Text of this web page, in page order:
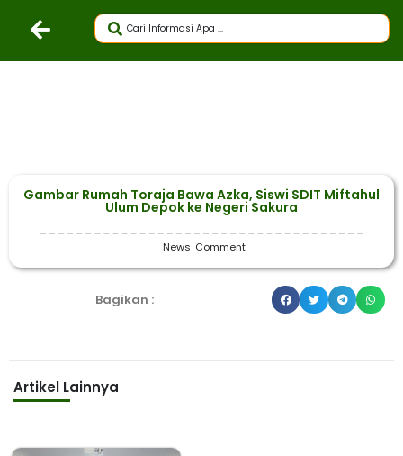
Gambar Rumah Toraja Bawa Azka, Siswi SDIT Miftahul
Ulum Depok ke Negeri Sakura
News Comment
Bagikan :
Artikel Lainnya